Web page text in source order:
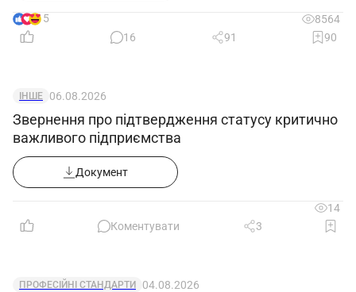
15
8564
16
91 90
ІНШЕ 06.08.2026
Звернення про підтвердження статусу критично
важливого підприємства
Документ
14
Коментувати
3
ПРОФЕСІЙНІ СТАНДАРТИ 04.08.2026